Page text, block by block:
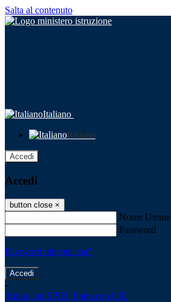
Salta al contenuto
Italiano
Italiano
Accedi
Accedi
button close ×
Nome Utente
Password
Password dimenticata?
-
Entra con SPID Entra con CIE